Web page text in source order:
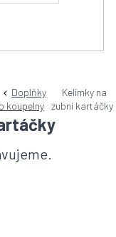
Doplňky
koupelny
Kelímky na
zubní kartáčky